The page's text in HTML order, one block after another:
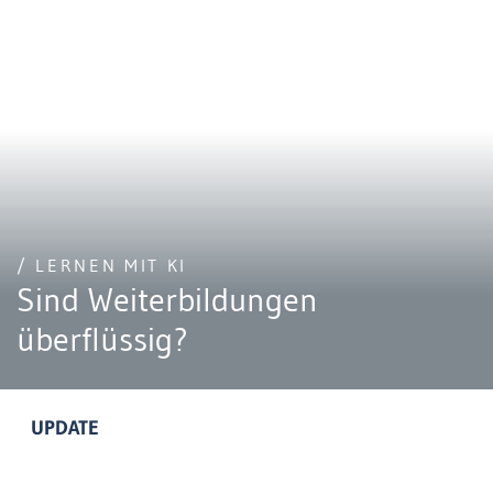
/ LERNEN MIT KI
Sind Weiterbildungen
überflüssig?
UPDATE